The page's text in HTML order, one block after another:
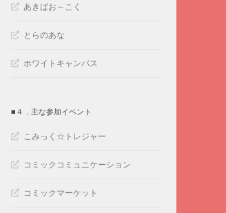
あきばお～こく
とらのあな
ホワイトキャンバス
■４．主な参加イベント
こみっく☆トレジャー
コミックコミュニケーション
コミックマーケット